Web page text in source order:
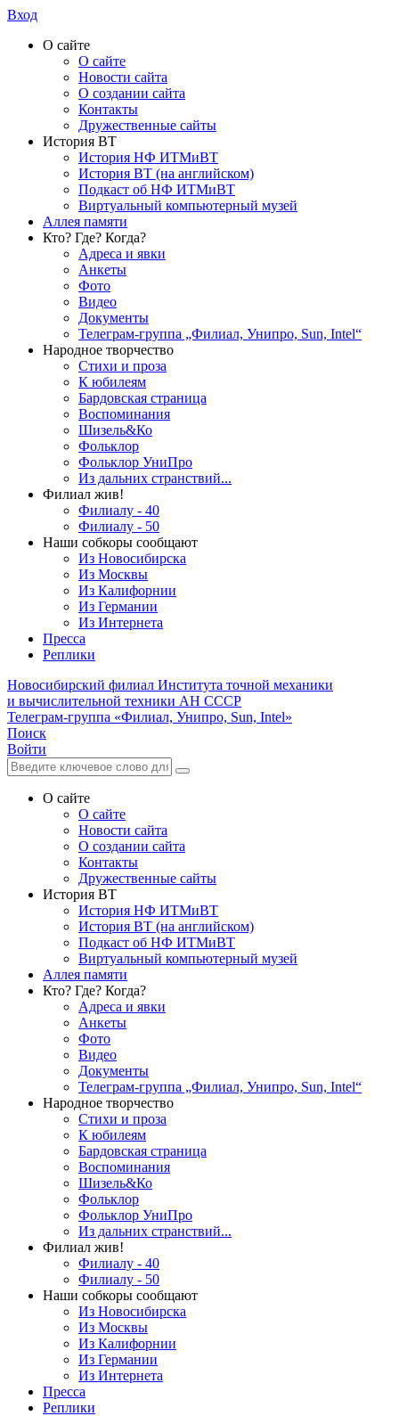
Вход
О сайте
О сайте
Новости сайта
О создании сайта
Контакты
Дружественные сайты
История ВТ
История НФ ИТМиВТ
История ВТ (на английском)
Подкаст об НФ ИТМиВТ
Виртуальный компьютерный музей
Аллея памяти
Кто? Где? Когда?
Адреса и явки
Анкеты
Фото
Видео
Документы
Телеграм-группа „Филиал, Унипро, Sun, Intel“
Народное творчество
Стихи и проза
К юбилеям
Бардовская страница
Воспоминания
Шизель&Ко
Фольклор
Фольклор УниПро
Из дальних странствий...
Филиал жив!
Филиалу - 40
Филиалу - 50
Наши собкоры сообщают
Из Новосибирска
Из Москвы
Из Калифорнии
Из Германии
Из Интернета
Пресса
Реплики
Новосибирский филиал Института точной механики
и вычислительной техники АН СССР
Телеграм-группа «Филиал, Унипро, Sun, Intel»
Поиск
Войти
О сайте
О сайте
Новости сайта
О создании сайта
Контакты
Дружественные сайты
История ВТ
История НФ ИТМиВТ
История ВТ (на английском)
Подкаст об НФ ИТМиВТ
Виртуальный компьютерный музей
Аллея памяти
Кто? Где? Когда?
Адреса и явки
Анкеты
Фото
Видео
Документы
Телеграм-группа „Филиал, Унипро, Sun, Intel“
Народное творчество
Стихи и проза
К юбилеям
Бардовская страница
Воспоминания
Шизель&Ко
Фольклор
Фольклор УниПро
Из дальних странствий...
Филиал жив!
Филиалу - 40
Филиалу - 50
Наши собкоры сообщают
Из Новосибирска
Из Москвы
Из Калифорнии
Из Германии
Из Интернета
Пресса
Реплики